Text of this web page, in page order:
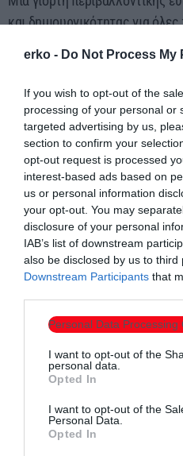
erko - Do Not Process
If you wish to opt-out of the
processing of your personal or
targeted advertising by us,
section to confirm your
opt-out request is processed
interest-based ads based on
us or personal information
your opt-out. You may
disclosure of your personal
IAB’s list of downstream
also be disclosed by us to third
Downstream Participants that
Personal Data Processing
I want to opt-out of the
personal data.
Opted In
I want to opt-out of the
Personal Data.
Opted In
και δημιουργικότητας για όλες
]
#GreenFestKomotini
#YouthCouncil
#youth4climate
Συντάχθηκε από: ERKO